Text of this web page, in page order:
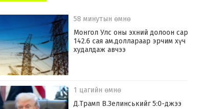
58 минутын өмнө
Монгол Улс оны эхний долоон сард
142.6 сая ам.доллараар эрчим хүч
худалдаж авчээ
1 цагийн өмнө
Д.Трамп В.Зелинськийг 5:0-джээ